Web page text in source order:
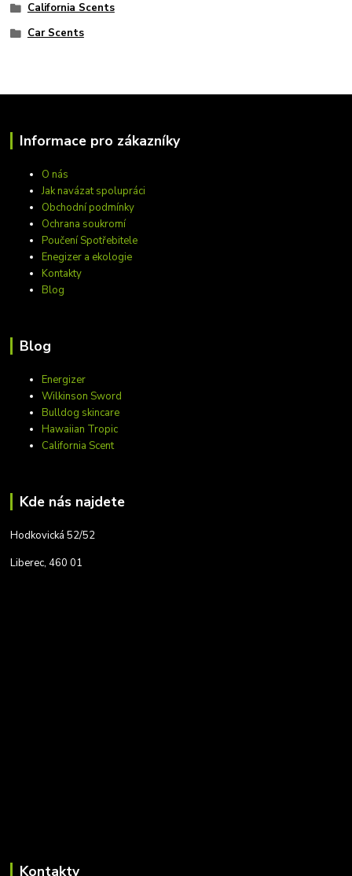
California Scents
Car Scents
Informace pro zákazníky
O nás
Jak navázat spolupráci
Obchodní podmínky
Ochrana soukromí
Poučení Spotřebitele
Enegizer a ekologie
Kontakty
Blog
Blog
Energizer
Wilkinson Sword
Bulldog skincare
Hawaiian Tropic
California Scent
Kde nás najdete
Hodkovická 52/52
Liberec, 460 01
Kontakty